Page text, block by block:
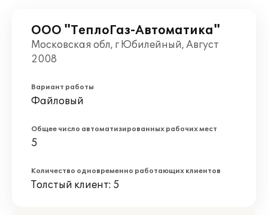
ООО "ТеплоГаз-Автоматика"
Московская обл, г Юбилейный, Август
2008
Вариант работы
Файловый
Общее число автоматизированных рабочих мест
5
Количество одновременно работающих клиентов
Толстый клиент: 5